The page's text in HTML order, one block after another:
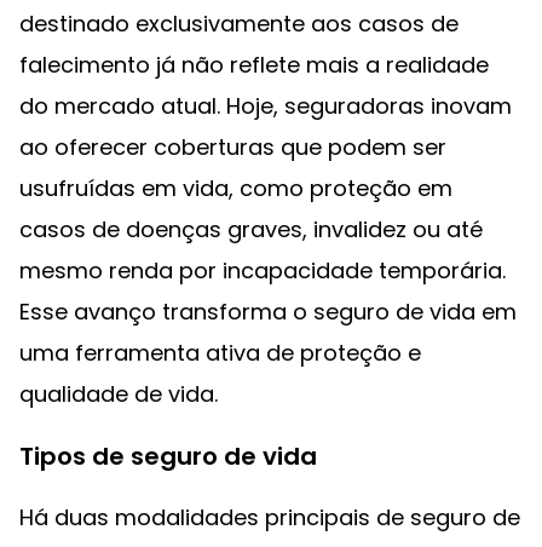
destinado exclusivamente aos casos de
falecimento já não reflete mais a realidade
do mercado atual. Hoje, seguradoras inovam
ao oferecer coberturas que podem ser
usufruídas em vida, como proteção em
casos de doenças graves, invalidez ou até
mesmo renda por incapacidade temporária.
Esse avanço transforma o seguro de vida em
uma ferramenta ativa de proteção e
qualidade de vida.
Tipos de seguro de vida
Há duas modalidades principais de seguro de